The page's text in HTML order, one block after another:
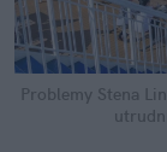
Problemy Stena